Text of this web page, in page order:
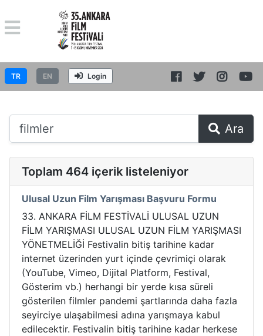
TR EN Login
Ara
Toplam 464 içerik listeleniyor
Ulusal Uzun Film Yarışması Başvuru Formu
33. ANKARA FİLM FESTİVALİ ULUSAL UZUN
FİLM YARIŞMASI ULUSAL UZUN FİLM YARIŞMASI
YÖNETMELİĞİ Festivalin bitiş tarihine kadar
internet üzerinden yurt içinde çevrimiçi olarak
(YouTube, Vimeo, Dijital Platform, Festival,
Gösterim vb.) herhangi bir yerde kısa süreli
gösterilen filmler pandemi şartlarında daha fazla
seyirciye ulaşabilmesi adına yarışmaya kabul
edilecektir. Festivalin bitiş tarihine kadar herkese